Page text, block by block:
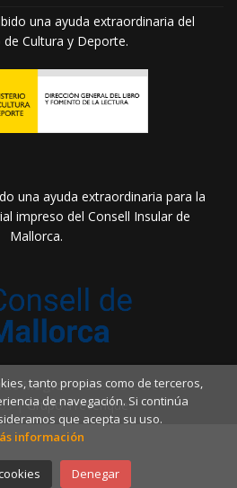
una ayuda extraordinaria del
Cultura y Deporte.
una ayuda extraordinaria para la
impreso del Consell Insular de
Mallorca.
Màgic. Todos los Derechos
|Grupo Trevenque
tanto propias como de terceros,
de navegación. Si continúa
que acepta su uso.
información
Denegar